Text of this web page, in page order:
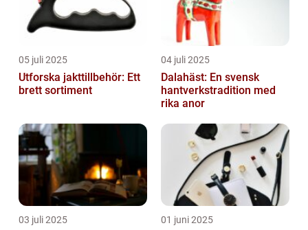
05 juli 2025
Utforska jakttillbehör: Ett
brett sortiment
04 juli 2025
Dalahäst: En svensk
hantverkstradition med
rika anor
03 juli 2025 01 juni 2025